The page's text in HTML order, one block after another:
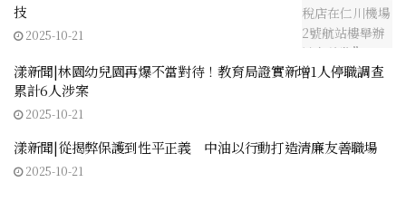
技
2025-10-21
漾新聞|林園幼兒園再爆不當對待！教育局證實新增1人停職調查
累計6人涉案
2025-10-21
漾新聞|從揭弊保護到性平正義 中油以行動打造清廉友善職場
2025-10-21